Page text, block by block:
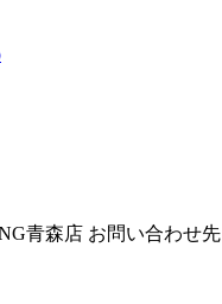
青森店 お問い合わせ先